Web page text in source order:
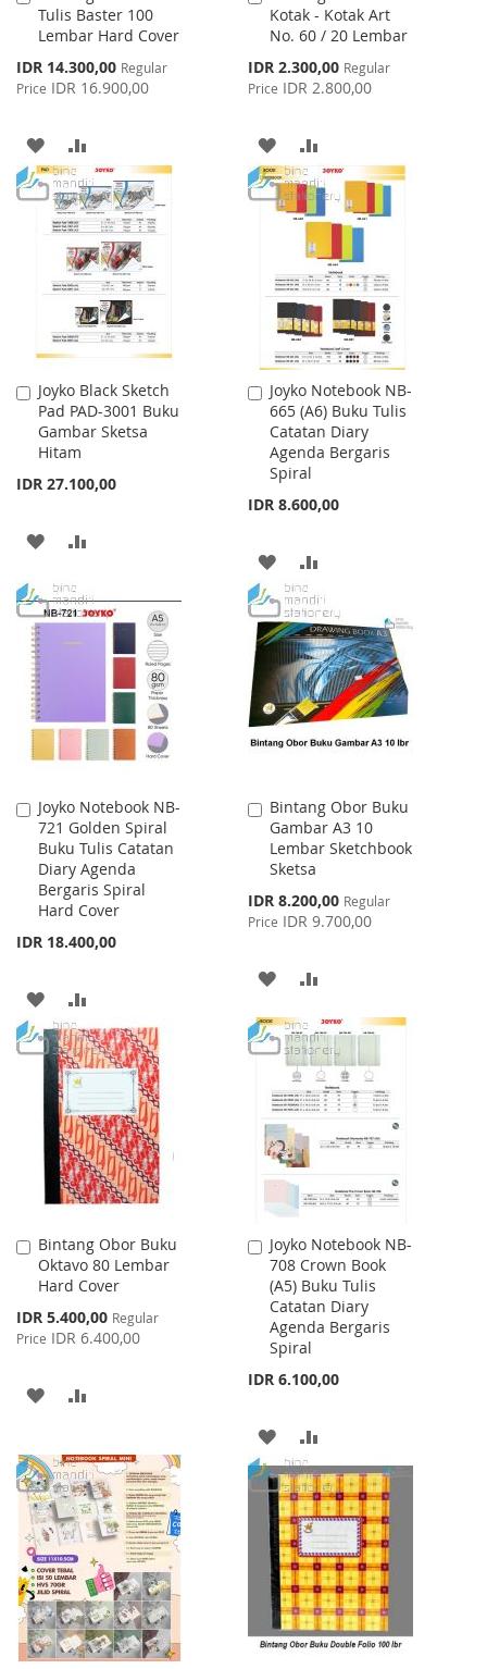
Tulis Baster 100
Lembar Hard Cover
Special
Price
IDR 14.300,00 Regular
Price IDR 16.900,00
to
Cart
ADD
TO
WISH
LIST
TO
COMPARE
Kotak - Kotak Art
No. 60 / 20 Lembar
Special
Price
IDR 2.300,00 Regular
Price IDR 2.800,00
to
Cart
ADD
TO
WISH
LIST
TO
COMPARE
Joyko Black Sketch
Pad PAD-3001 Buku
Gambar Sketsa
Hitam
IDR 27.100,00
Add
to
Cart
ADD
WISH
LIST
COMPARE
Joyko Notebook NB-
665 (A6) Buku Tulis
Catatan Diary
Agenda Bergaris
Spiral
IDR 8.600,00
Add
to
Cart
ADD
TO
WISH
LIST
TO
COMPARE
Joyko Notebook NB-
721 Golden Spiral
Buku Tulis Catatan
Diary Agenda
Bergaris Spiral
Hard Cover
IDR 18.400,00
Add
to
Cart
ADD
TO
WISH
LIST
TO
COMPARE
Bintang Obor Buku
Gambar A3 10
Lembar Sketchbook
Sketsa
Special
Price
IDR 8.200,00 Regular
Price IDR 9.700,00
Add
to
Cart
ADD
TO
WISH
LIST
TO
COMPARE
Bintang Obor Buku
Oktavo 80 Lembar
Hard Cover
Special
Price
IDR 5.400,00 Regular
Price IDR 6.400,00
Add
to
Cart
ADD
WISH
LIST
COMPARE
Joyko Notebook NB-
708 Crown Book
(A5) Buku Tulis
Catatan Diary
Agenda Bergaris
Spiral
IDR 6.100,00
Add
to
Cart
ADD
TO
WISH
LIST
TO
COMPARE